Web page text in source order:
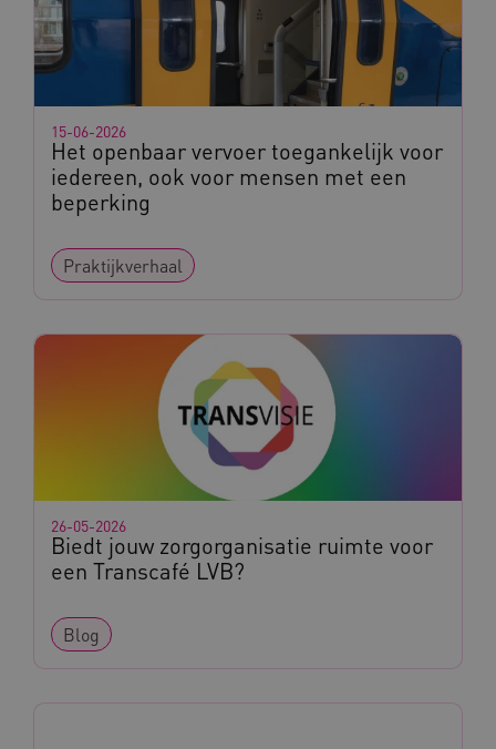
Het openbaar vervoer toegankelijk voor
iedereen, ook voor mensen met een
beperking
15-06-2026
Praktijkverhaal
Biedt jouw zorgorganisatie ruimte voor
een Transcafé LVB?
26-05-2026
Blog